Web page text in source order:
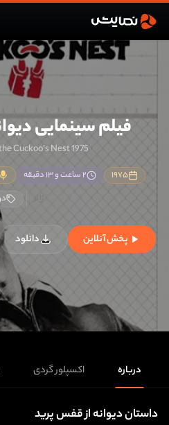
فیلم سینمایی
Cuckoo’s Nest 1975
۱۹۷۵ ۲ ساعت و ۱۳ دقیقه
پخش آنلاین دانلود
درباره اکسپلور گردی
داستان دیوانه از قفس پرید